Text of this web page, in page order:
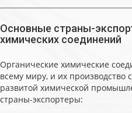
Основные страны-
химических соединений
Органические химические
всему миру, и их производство
развитой химической
страны-экспортеры: